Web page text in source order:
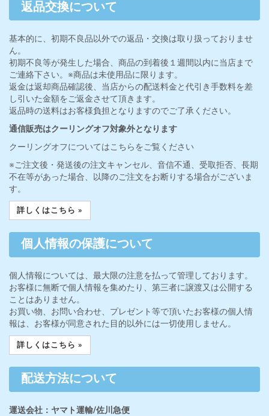
返品交換について
基本的に、初期不良品以外での返品・交換は取り扱っておりませ
ん。
初期不良等が発生した場合、商品の到着後１週間以内に当店まで
ご連絡下さい。※商品は未使用品に限ります。
返金は返却商品確認後、当店からの配送料金と代引き手数料を差
し引いた金額をご返金させて頂きます。
返品時の送料はお客様負担となりますのでご了承ください。
通信販売はクーリングオフ対象外となります
クーリングオフについてはこちらをご覧ください
※ご注文後・発送後の注文キャンセル、音信不通、受取拒否、長期
不在等があった場合、以降のご注文をお断りする場合がございま
す。
詳しくはこちら »
個人情報の保護について
個人情報については、最大限の注意を払って管理しております。
お客様に無断で個人情報を集めたり、第三者に譲渡又は公開する
ことはありません。
お買い物、お問い合わせ、プレゼント等で頂いたお客様の個人情
報は、お客様が同意された目的以外には一切使用しません。
詳しくはこちら »
配送方法について
運送会社：ヤマト運輸/佐川急便